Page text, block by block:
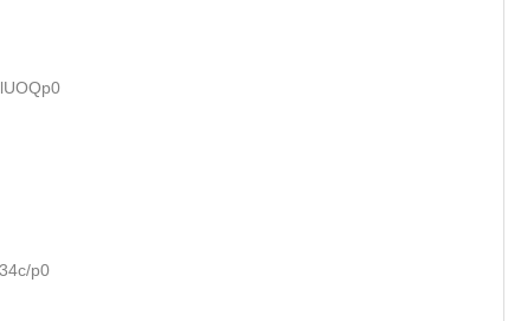
p0